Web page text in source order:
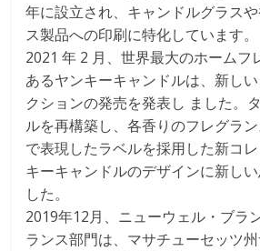
年に設立され、キャンドルグラス
ス製品への印刷に特化しています。
2021 年 2 月、世界最大のホームフ
あるヤンキーキャンドルは、新し
クションの発売を発表し ました。
ルを再構築し、各香りのフレグラ
で表現したラベルを採用した新コ
キーキャンドルのデザインに新し
した。
2019年12月、ニューウェル・ブラ
ランス部門は、マサチューセッツ